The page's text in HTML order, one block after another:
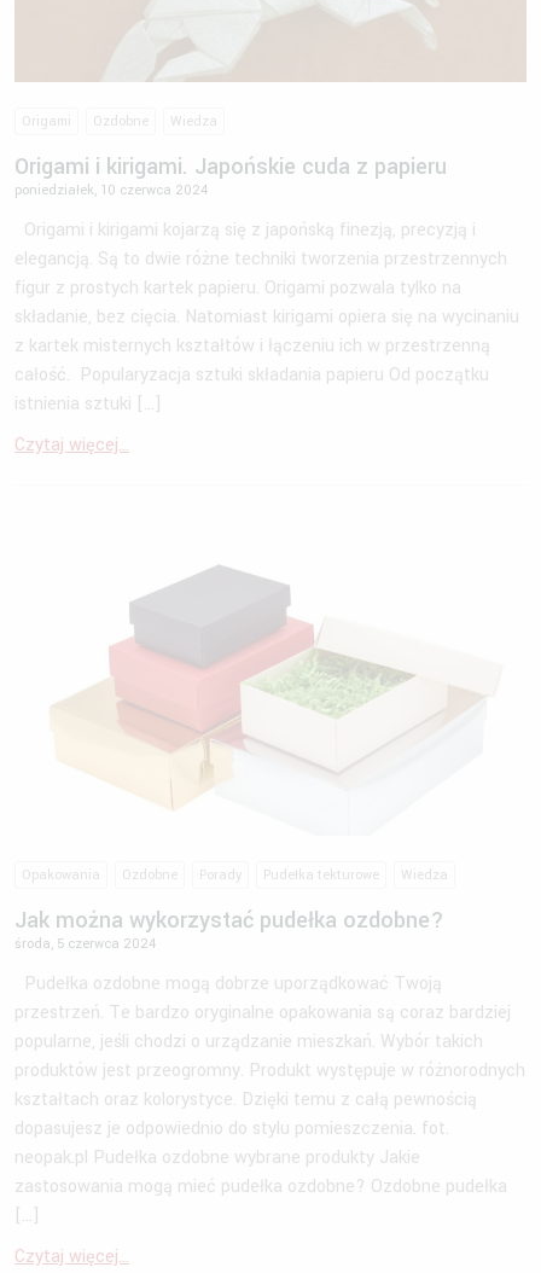
Origami Ozdobne Wiedza
Origami i kirigami. Japońskie cuda z papieru
poniedziałek, 10 czerwca 2024
Origami i kirigami kojarzą się z japońską finezją, precyzją i
elegancją. Są to dwie różne techniki tworzenia przestrzennych
figur z prostych kartek papieru. Origami pozwala tylko na
składanie, bez cięcia. Natomiast kirigami opiera się na wycinaniu
z kartek misternych kształtów i łączeniu ich w przestrzenną
całość. Popularyzacja sztuki składania papieru Od początku
istnienia sztuki […]
Czytaj więcej...
Opakowania Ozdobne Porady Pudełka tekturowe Wiedza
Jak można wykorzystać pudełka ozdobne?
środa, 5 czerwca 2024
Pudełka ozdobne mogą dobrze uporządkować Twoją
przestrzeń. Te bardzo oryginalne opakowania są coraz bardziej
popularne, jeśli chodzi o urządzanie mieszkań. Wybór takich
produktów jest przeogromny. Produkt występuje w różnorodnych
kształtach oraz kolorystyce. Dzięki temu z całą pewnością
dopasujesz je odpowiednio do stylu pomieszczenia. fot.
neopak.pl Pudełka ozdobne wybrane produkty Jakie
zastosowania mogą mieć pudełka ozdobne? Ozdobne pudełka
[…]
Czytaj więcej...